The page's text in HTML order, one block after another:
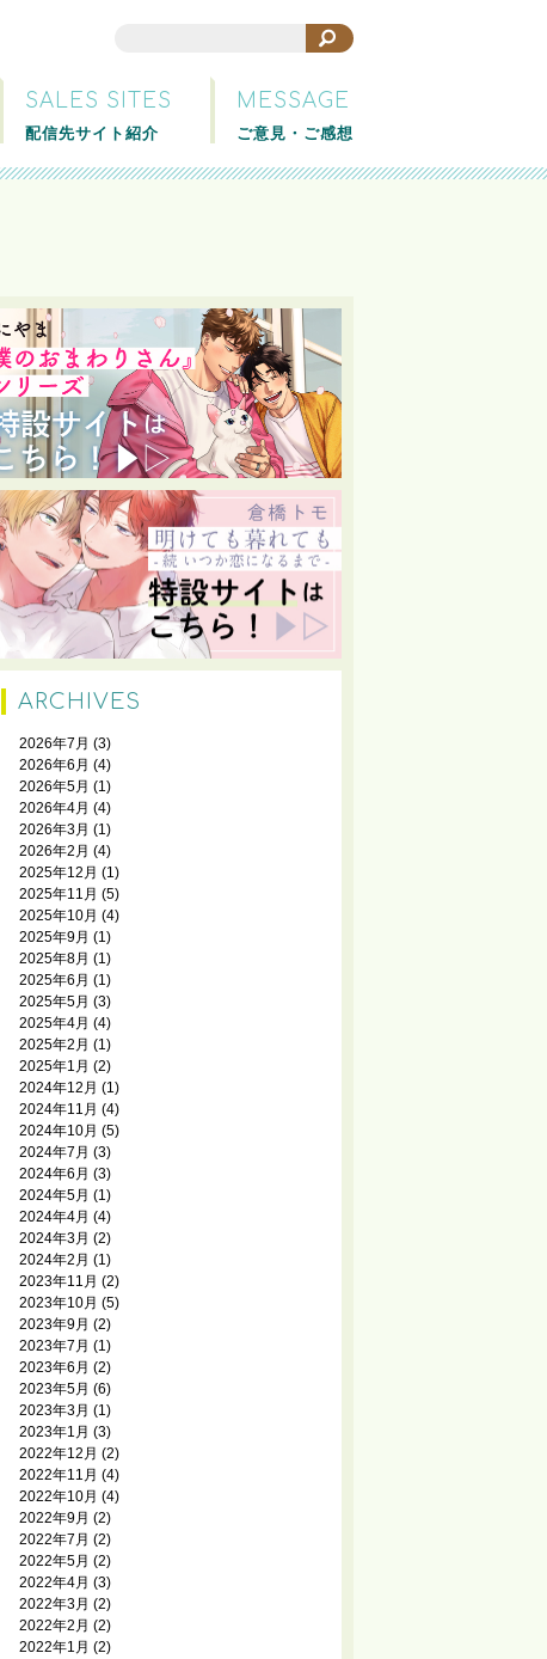
SALES SITES
配信先サイト紹介
MESSAGE
ご意見・ご感想
ARCHIVES
2026年7月 (3)
2026年6月 (4)
2026年5月 (1)
2026年4月 (4)
2026年3月 (1)
2026年2月 (4)
2025年12月 (1)
2025年11月 (5)
2025年10月 (4)
2025年9月 (1)
2025年8月 (1)
2025年6月 (1)
2025年5月 (3)
2025年4月 (4)
2025年2月 (1)
2025年1月 (2)
2024年12月 (1)
2024年11月 (4)
2024年10月 (5)
2024年7月 (3)
2024年6月 (3)
2024年5月 (1)
2024年4月 (4)
2024年3月 (2)
2024年2月 (1)
2023年11月 (2)
2023年10月 (5)
2023年9月 (2)
2023年7月 (1)
2023年6月 (2)
2023年5月 (6)
2023年3月 (1)
2023年1月 (3)
2022年12月 (2)
2022年11月 (4)
2022年10月 (4)
2022年9月 (2)
2022年7月 (2)
2022年5月 (2)
2022年4月 (3)
2022年3月 (2)
2022年2月 (2)
2022年1月 (2)